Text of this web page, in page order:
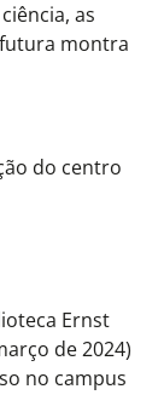
as
montra
do centro
Ernst
de 2024)
no campus